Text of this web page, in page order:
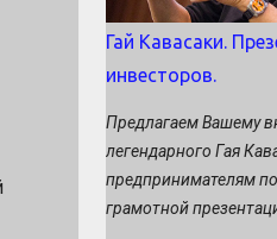
Гай Кавасаки.
инвесторов.
Предлагаем Вашему
легендарного Гая
предпринимателям
грамотной